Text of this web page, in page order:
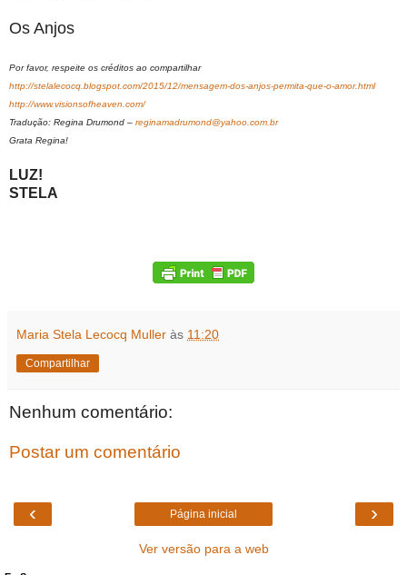
Os Anjos
Por favor, respeite os créditos ao compartilhar
http://stelalecocq.blogspot.com/2015/12/mensagem-dos-anjos-permita-que-o-amor.html
http://www.visionsofheaven.com/
Tradução: Regina Drumond – reginamadrumond@yahoo.com.br
Grata Regina!
LUZ!
STELA
Maria Stela Lecocq Muller às 11:20
Compartilhar
Nenhum comentário:
Postar um comentário
‹ ›
Página inicial
Ver versão para a web